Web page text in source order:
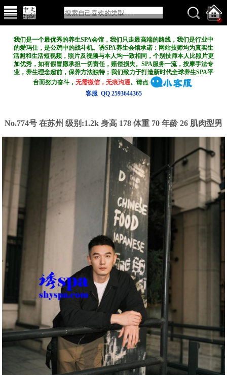
我们是一个最优秀的养生SPA会馆，我们只走最高端的路线，我们是行业中
的爱玛仕，是公鸡中的战斗机。诱SPA养生会馆承诺：网站技师均为真实生
活照和生活短视频，照片及视频与本人均一致相同，个别技师本人比照片更
加优秀，如有假冒愿承担一切责任，赔偿损失。SPA服务一流，按摩手法专
业，养生理念超前，保养方法独特；我们致力于打造新时代全球养生SPA平
台而努力奋斗，无需微信，无痕沟通。请点
客服 QQ 2593644365
No.774号 在苏州 级别:1.2k 身高 178 体重 70 年龄 26 肌肉型男